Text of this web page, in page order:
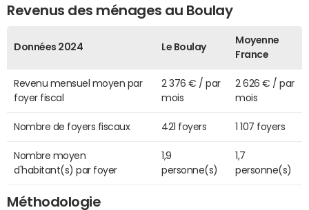
Revenus des ménages au Boulay
Données 2024 Le Boulay
Moyenne
France
Revenu mensuel moyen par
foyer fiscal
2 376 € / par
mois
2 626 € / par
mois
Nombre de foyers fiscaux 421 foyers 1 107 foyers
Nombre moyen
d'habitant(s) par foyer
1,9
personne(s)
1,7
personne(s)
Méthodologie